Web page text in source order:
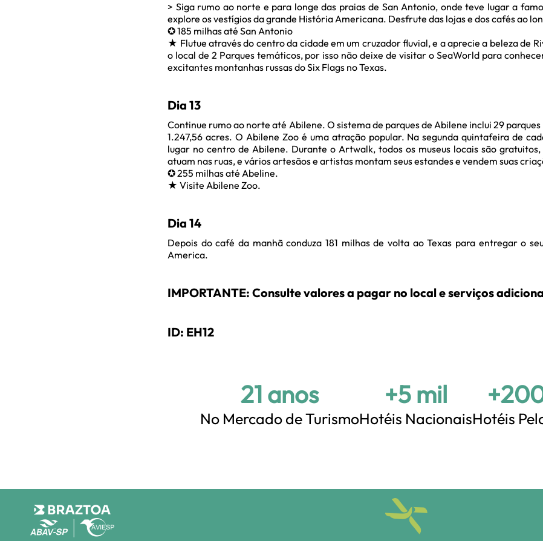
> Siga rumo ao norte e para longe das praias de San Antonio, onde teve lugar a
explore os vestígios da grande História Americana. Desfrute das lojas e dos cafés ao
✪ 185 milhas até San Antonio
★ Flutue através do centro da cidade em um cruzador fluvial, e a aprecie a beleza de
o local de 2 Parques temáticos, por isso não deixe de visitar o SeaWorld para
excitantes montanhas russas do Six Flags no Texas.
Dia 13
Continue rumo ao norte até Abilene. O sistema de parques de Abilene inclui 29
1.247,56 acres. O Abilene Zoo é uma atração popular. Na segunda quintafeira de
lugar no centro de Abilene. Durante o Artwalk, todos os museus locais são
atuam nas ruas, e vários artesãos e artistas montam seus estandes e vendem suas
✪ 255 milhas até Abeline.
★ Visite Abilene Zoo.
Dia 14
Depois do café da manhã conduza 181 milhas de volta ao Texas para entregar o
America.
IMPORTANTE: Consulte valores a pagar no local e serviços
ID: EH12
21 anos
No Mercado de Turismo
+5 mil
Hotéis NacionaisHotéis